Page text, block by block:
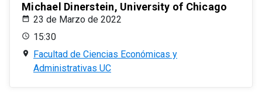
Michael Dinerstein, University of Chicago
23 de Marzo de 2022
15:30
Facultad de Ciencias Económicas y
Administrativas UC